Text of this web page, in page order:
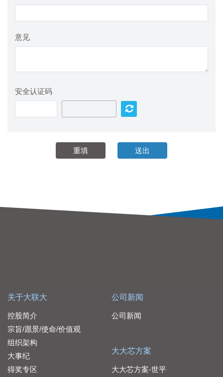
意见
安全认证码
关于大联大
控股简介
宗旨/愿景/使命/价值观
组织架构
大事纪
得奖专区
公司新闻
公司新闻
大大芯方案
大大芯方案-世平